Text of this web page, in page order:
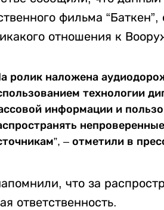
фильма
отношения к
ролик наложена
технологии
информации и
– отметили в
что за
ответственность.